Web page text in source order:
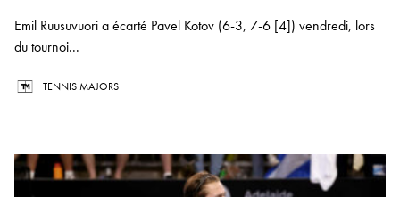
Emil Ruusuvuori a écarté Pavel Kotov (6-3, 7-6 [4]) vendredi, lors
du tournoi...
TENNIS MAJORS